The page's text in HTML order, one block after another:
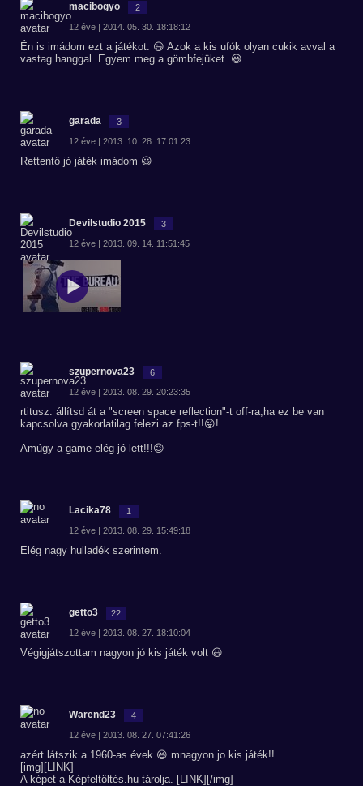
macibogyo 2
12 éve | 2014. 05. 30. 18:18:12
Én is imádom ezt a játékot. 😃 Azok a kis ufók olyan cukik avval a
vastag hanggal. Egyem meg a gömbfejüket. 😃
garada 3
12 éve | 2013. 10. 28. 17:01:23
Rettentő jó játék imádom 😃
Devilstudio 2015 3
12 éve | 2013. 09. 14. 11:51:45
szupernova23 6
12 éve | 2013. 08. 29. 20:23:35
rtitusz: állítsd át a "screen space reflection"-t off-ra,ha ez be van
kapcsolva gyakorlatilag felezi az fps-t!!😜!
Amúgy a game elég jó lett!!!😉
Lacika78 1
12 éve | 2013. 08. 29. 15:49:18
Elég nagy hulladék szerintem.
getto3 22
12 éve | 2013. 08. 27. 18:10:04
Végigjátszottam nagyon jó kis játék volt 😃
Warend23 4
12 éve | 2013. 08. 27. 07:41:26
azért látszik a 1960-as évek 😆 mnagyon jo kis játék!!
[img][LINK]
A képet a Képfeltöltés.hu tárolja. [LINK][/img]